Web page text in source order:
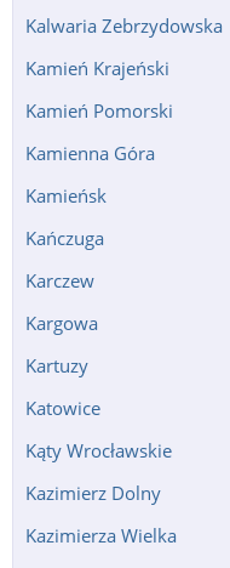
Kalwaria Zebrzydowska
Kamień Krajeński
Kamień Pomorski
Kamienna Góra
Kamieńsk
Kańczuga
Karczew
Kargowa
Kartuzy
Katowice
Kąty Wrocławskie
Kazimierz Dolny
Kazimierza Wielka